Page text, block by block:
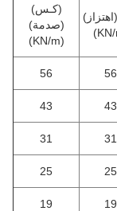
(كـس)
(صدمة)
56
56
43
43
31
31
25
25
19
19